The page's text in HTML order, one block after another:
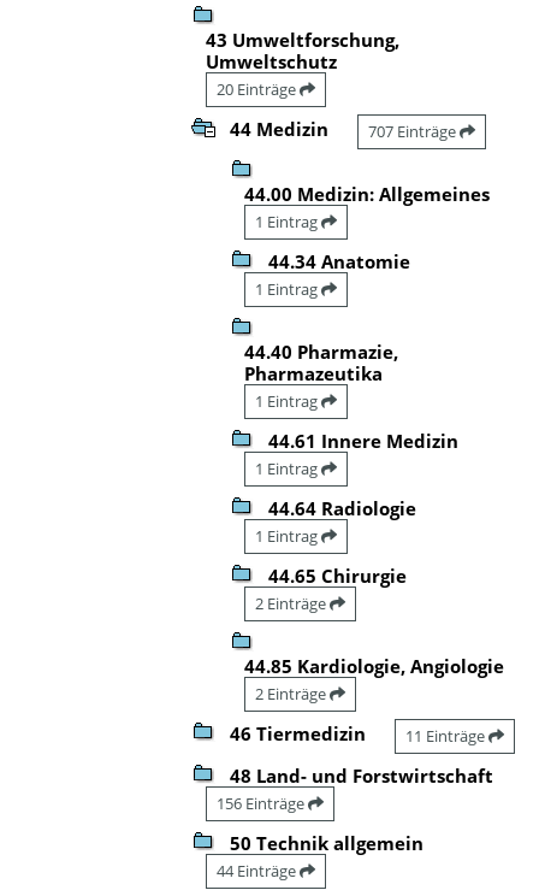
43 Umweltforschung,
Umweltschutz
20 Einträge
44 Medizin 707 Einträge
44.00 Medizin: Allgemeines
1 Eintrag
44.34 Anatomie
1 Eintrag
44.40 Pharmazie,
Pharmazeutika
1 Eintrag
44.61 Innere Medizin
1 Eintrag
44.64 Radiologie
1 Eintrag
44.65 Chirurgie
2 Einträge
44.85 Kardiologie, Angiologie
2 Einträge
46 Tiermedizin 11 Einträge
48 Land- und Forstwirtschaft
156 Einträge
50 Technik allgemein
44 Einträge